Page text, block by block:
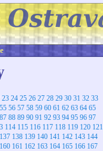
23 24 25 26 27 28 29 30 31 32 33
55 56 57 58 59 60 61 62 63 64 65
87 88 89 90 91 92 93 94 95 96 97
114 115 116 117 118 119 120 121
137 138 139 140 141 142 143 144
160 161 162 163 164 165 166 167